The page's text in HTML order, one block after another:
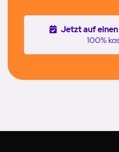
Jetzt auf
100%